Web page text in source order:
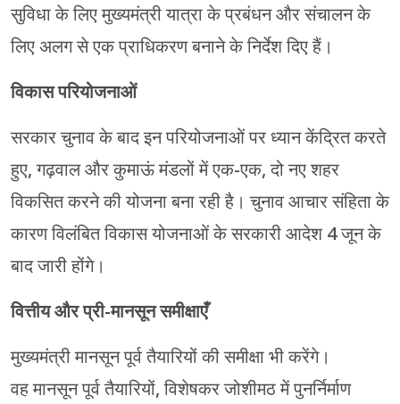
सुविधा के लिए मुख्यमंत्री यात्रा के प्रबंधन और संचालन के
लिए अलग से एक प्राधिकरण बनाने के निर्देश दिए हैं।
विकास परियोजनाओं
सरकार चुनाव के बाद इन परियोजनाओं पर ध्यान केंद्रित करते
हुए, गढ़वाल और कुमाऊं मंडलों में एक-एक, दो नए शहर
विकसित करने की योजना बना रही है। चुनाव आचार संहिता के
कारण विलंबित विकास योजनाओं के सरकारी आदेश 4 जून के
बाद जारी होंगे।
वित्तीय और प्री-मानसून समीक्षाएँ
मुख्यमंत्री मानसून पूर्व तैयारियों की समीक्षा भी करेंगे।
वह मानसून पूर्व तैयारियों, विशेषकर जोशीमठ में पुनर्निर्माण